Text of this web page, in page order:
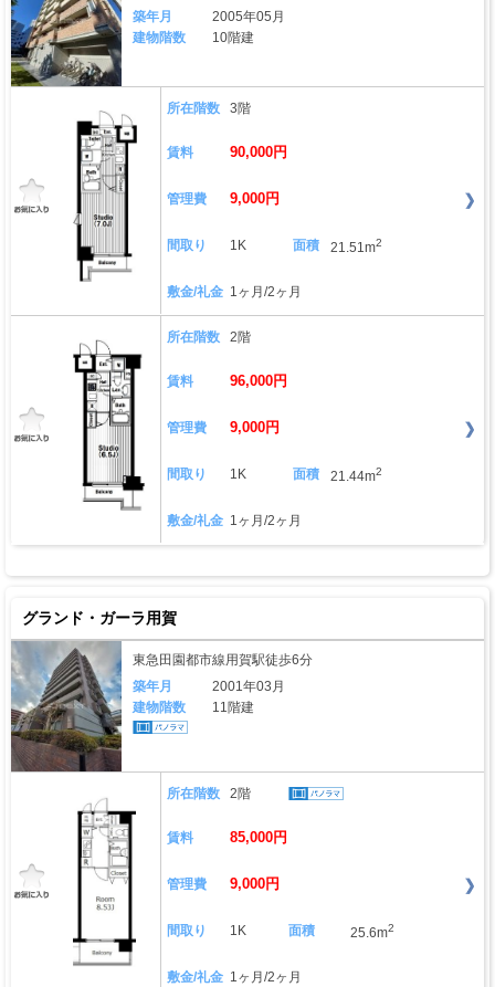
築年月
2005年05月
建物階数
10階建
所在階数 3階
賃料 90,000円
管理費 9,000円
間取り 1K 面積 21.51m2
敷金/礼金 1ヶ月/2ヶ月
所在階数 2階
賃料 96,000円
管理費 9,000円
間取り 1K 面積 21.44m2
敷金/礼金 1ヶ月/2ヶ月
グランド・ガーラ用賀
東急田園都市線用賀駅徒歩6分
築年月
2001年03月
建物階数
11階建
所在階数 2階
賃料 85,000円
管理費 9,000円
間取り 1K 面積 25.6m2
敷金/礼金 1ヶ月/2ヶ月